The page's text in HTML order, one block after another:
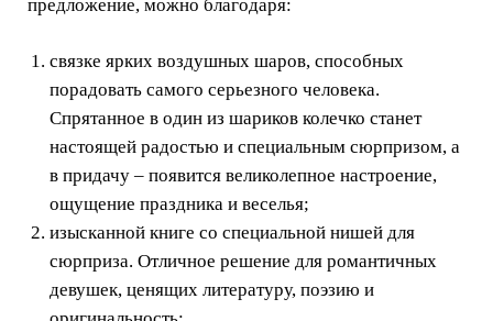
предложение, можно благодаря:
связке ярких воздушных шаров, способных
порадовать самого серьезного человека.
Спрятанное в один из шариков колечко станет
настоящей радостью и специальным сюрпризом, а
в придачу – появится великолепное настроение,
ощущение праздника и веселья;
изысканной книге со специальной нишей для
сюрприза. Отличное решение для романтичных
девушек, ценящих литературу, поэзию и